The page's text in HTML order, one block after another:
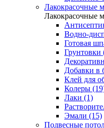
Лакокрасочные
Лакокрасочные
Водно-
Готовая
Грунтовки
Добавки в
Клей для
Колеры
Лаки (1)
Эмали (15)
Подвесные